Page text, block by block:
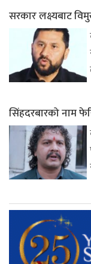
सरकार लक्ष्यबाट
सिंहदरबारको नाम